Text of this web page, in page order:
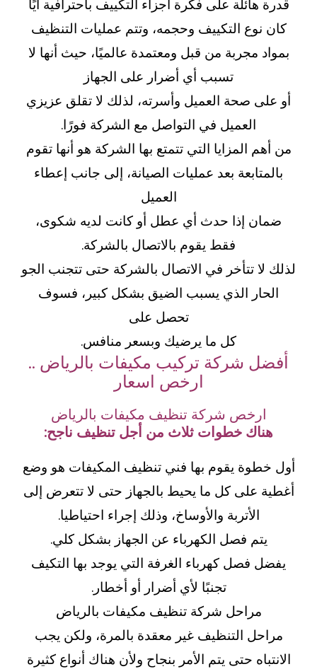
قدرة هائلة على فكرة أجزاء التكييف باحترافية أيًا
كان نوع التكييف وحجمه، وتتم عمليات التنظيف
بمواد مجربة من قبل ومعتمدة عالميًا، حيث أنها لا
تسبب أي أضرار على الجهاز
أو على صحة العميل وأسرته، لذلك لا تقلق عزيزي
العميل في التواصل مع الشركة فورًا.
من أهم المزايا التي تتمتع بها الشركة هو أنها تقوم
بالمتابعة بعد عمليات الصيانة، إلى جانب إعطاء
العميل
ضمان إذا حدث أي عطل أو كانت لديه شكوى،
فقط يقوم بالاتصال بالشركة.
لذلك لا تتأخر في الاتصال بالشركة حتى تتجنب الجو
الحار الذي يسبب الضيق بشكل كبير، فسوف
تحصل على
كل ما يرضيك وبسعر منافس.
أفضل شركة تركيب مكيفات بالرياض ..
ارخص اسعار
ارخص شركة تنظيف مكيفات بالرياض
هناك خطوات ثلاث من أجل تنظيف ناجح:
أول خطوة يقوم بها فني تنظيف المكيفات هو وضع
أغطية على كل ما يحيط بالجهاز حتى لا تتعرض إلى
الأتربة والأوساخ، وذلك إجراء احتياطيا.
يتم فصل الكهرباء عن الجهاز بشكل كلي.
يفضل فصل كهرباء الغرفة التي يوجد بها التكيف
تجنبًا لأي أضرار أو أخطار.
مراحل شركة تنظيف مكيفات بالرياض
مراحل التنظيف غير معقدة بالمرة، ولكن يجب
الانتباه حتى يتم الأمر بنجاح ولأن هناك أنواع كثيرة